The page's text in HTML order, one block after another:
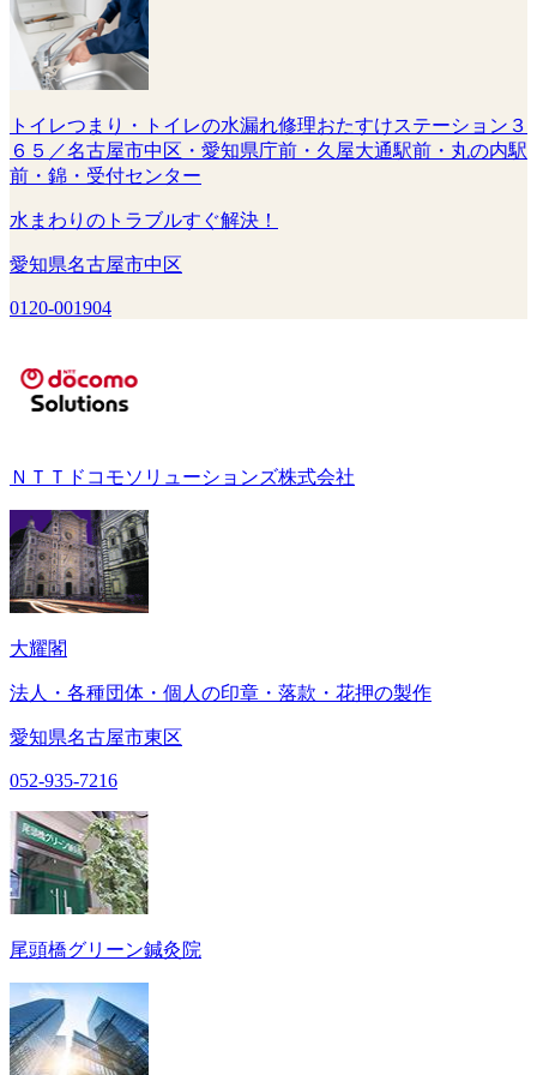
トイレつまり・トイレの水漏れ修理おたすけステーション３
６５／名古屋市中区・愛知県庁前・久屋大通駅前・丸の内駅
前・錦・受付センター
水まわりのトラブルすぐ解決！
愛知県名古屋市中区
0120-001904
ＮＴＴドコモソリューションズ株式会社
大耀閣
法人・各種団体・個人の印章・落款・花押の製作
愛知県名古屋市東区
052-935-7216
尾頭橋グリーン鍼灸院